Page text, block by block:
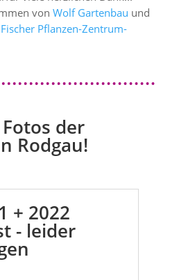
vonWolf Gartenbau und
Fischer Pflanzen-Zentrum-
der
Rodgau!
+ 2022
- leider